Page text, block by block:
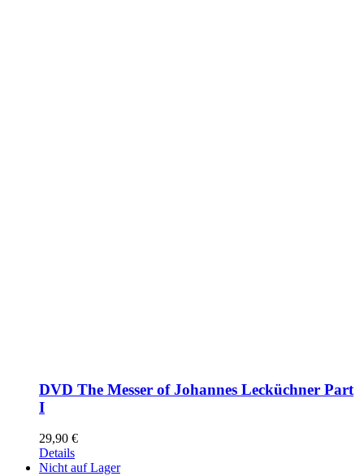
DVD The Messer of Johannes Lecküchner Part
I
29,90 €
Details
Nicht auf Lager